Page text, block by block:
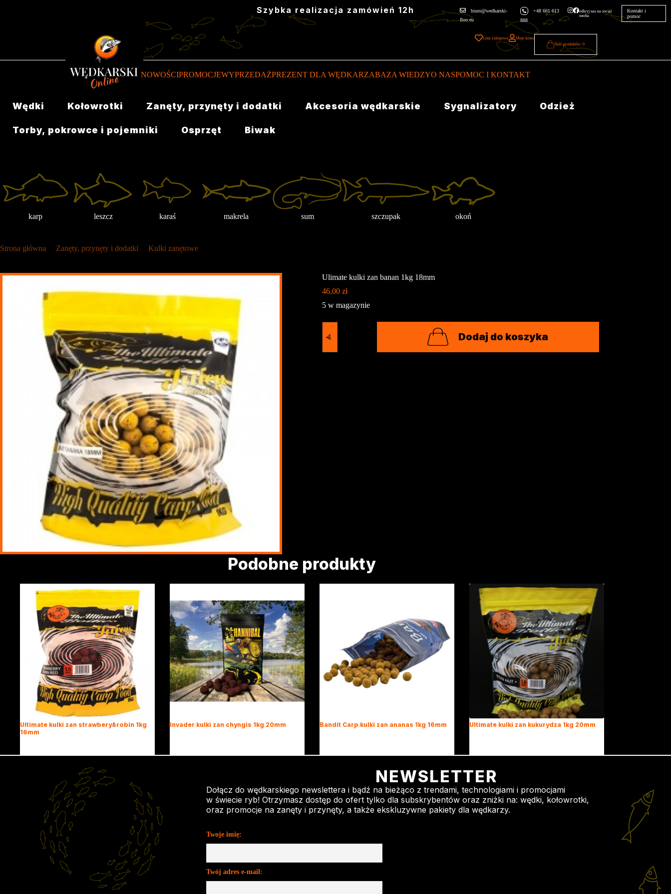
Szybka realizacja zamówień 12h
biuro@wedkarski-
floo.eu
+48 661 613
888
odkryj nas na social
media
Kontakt i
pomoc
Lista zakupowa
Moje konto
0
NOWOŚCIPROMOCJEWYPRZEDAŻPREZENT DLA WĘDKARZABAZA WIEDZYO NASPOMOC I KONTAKT
Wędki Kołowrotki Zanęty, przynęty i dodatki Akcesoria wędkarskie Sygnalizatory Odzież
Torby, pokrowce i pojemniki Osprzęt Biwak
karp leszcz karaś makrela sum szczupak okoń
Strona główna Zanęty, przynęty i dodatki Kulki zanętowe
Ulimate kulki zan banan 1kg 18mm
46,00 zł
5 w magazynie
Dodaj do koszyka
Podobne produkty
Ultimate kulki zan strawbery&robin 1kg
16mm
Invader kulki zan chyngis 1kg 20mm Bandit Carp kulki zan ananas 1kg 16mm Ultimate kulki zan kukurydza 1kg 20mm
NEWSLETTER
Dołącz do wędkarskiego newslettera i bądź na bieżąco z trendami, technologiami i promocjami
w świecie ryb! Otrzymasz dostęp do ofert tylko dla subskrybentów oraz zniżki na: wędki, kołowrotki,
oraz promocje na zanęty i przynęty, a także ekskluzywne pakiety dla wędkarzy.
Twoje imię:
Twój adres e-mail: